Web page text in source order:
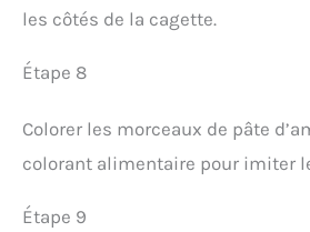
les côtés de la cagette.
Étape 8
Colorer les morceaux de pâte
colorant alimentaire pour imiter
Étape 9